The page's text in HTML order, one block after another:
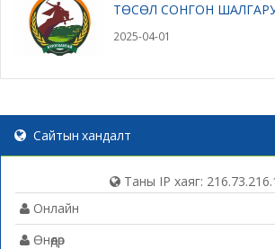
ТӨСӨЛ СОНГОН
2025-04-01
Сайтын хандалт
Таны IP хаяг:
Онлайн
Өнөөдөр